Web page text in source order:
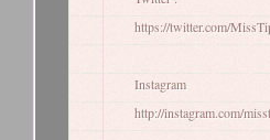
https://twitter.com/
Instagram
http://instagram.com/